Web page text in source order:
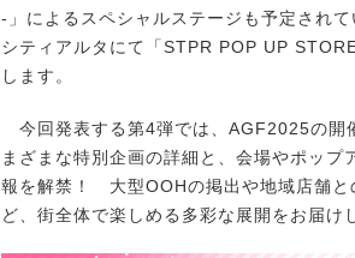
-」によるスペシャルステージも予定され
シティアルタにて「STPR POP UP
します。
今回発表する第4弾では、AGF2025の開
まざまな特別企画の詳細と、会場やポッ
報を解禁！ 大型OOHの掲出や地域店舗と
ど、街全体で楽しめる多彩な展開をお届け